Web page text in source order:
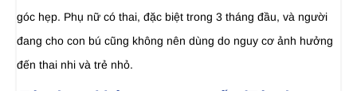
góc hẹp. Phụ nữ có thai, đặc biệt trong 3 tháng đầu, và người
đang cho con bú cũng không nên dùng do nguy cơ ảnh hưởng
đến thai nhi và trẻ nhỏ.